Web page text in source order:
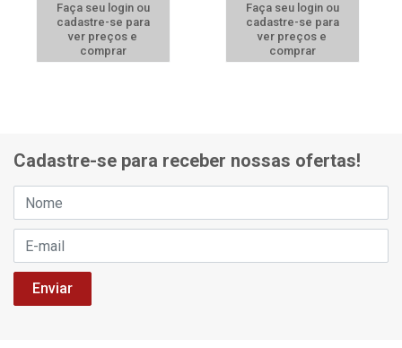
Faça seu login ou
cadastre-se para
ver preços e
comprar
Faça seu login ou
cadastre-se para
ver preços e
comprar
Cadastre-se para receber nossas ofertas!